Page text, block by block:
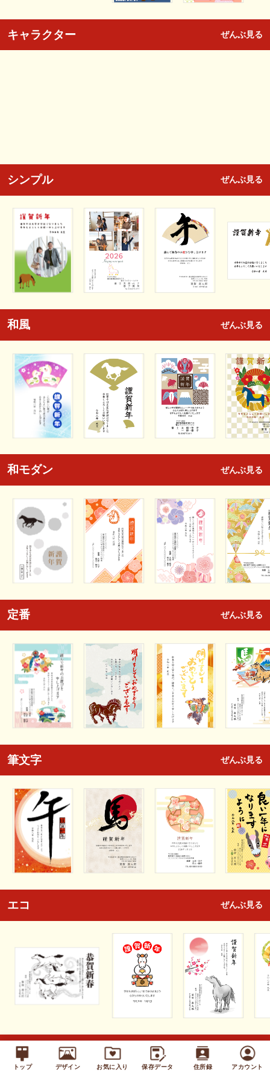
トップ デザイン お気に入り 保存データ 住所録 アカウント
キャラクター ぜんぶ見る
シンプル ぜんぶ見る
和風 ぜんぶ見る
和モダン ぜんぶ見る
定番 ぜんぶ見る
筆文字 ぜんぶ見る
エコ ぜんぶ見る
キッズ ぜんぶ見る